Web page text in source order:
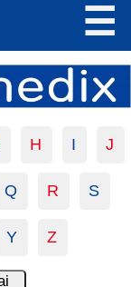
☰
H I J
Q R S
Y Z